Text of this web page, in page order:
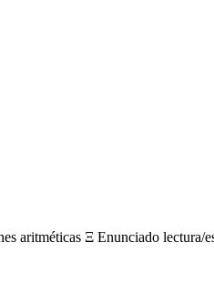
aritméticas Ξ Enunciado lectura/